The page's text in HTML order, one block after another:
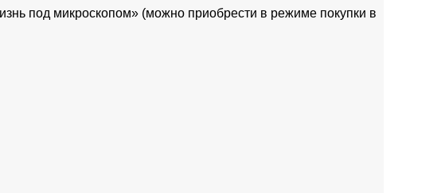
под микроскопом» (можно приобрести в режиме покупки в